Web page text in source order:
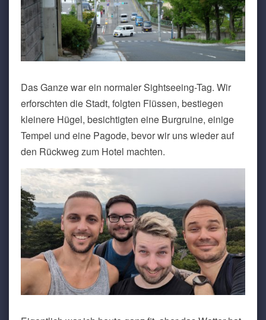
Das Ganze war ein normaler Sightseeing-Tag. Wir
erforschten die Stadt, folgten Flüssen, bestiegen
kleinere Hügel, besichtigten eine Burgruine, einige
Tempel und eine Pagode, bevor wir uns wieder auf
den Rückweg zum Hotel machten.